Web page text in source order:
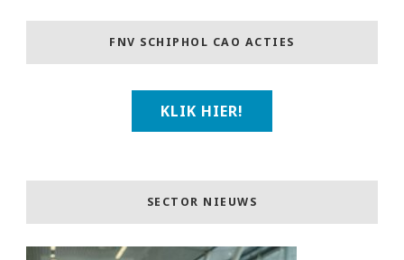
FNV SCHIPHOL CAO ACTIES
KLIK HIER!
SECTOR NIEUWS